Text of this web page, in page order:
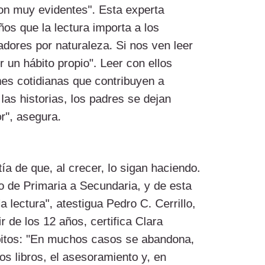
muy evidentes". Esta experta
que la lectura importa a los
por naturaleza. Si nos ven leer
un hábito propio". Leer con ellos
cotidianas que contribuyen a
historias, los padres se dejan
asegura.
de que, al crecer, lo sigan haciendo.
de Primaria a Secundaria, y de esta
lectura", atestigua Pedro C. Cerrillo,
de los 12 años, certifica Clara
"En muchos casos se abandona,
libros, el asesoramiento y, en